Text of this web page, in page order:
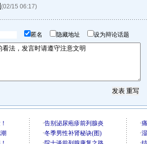
(02/15 06:17)
匿名 隐藏地址 设为辩论话题